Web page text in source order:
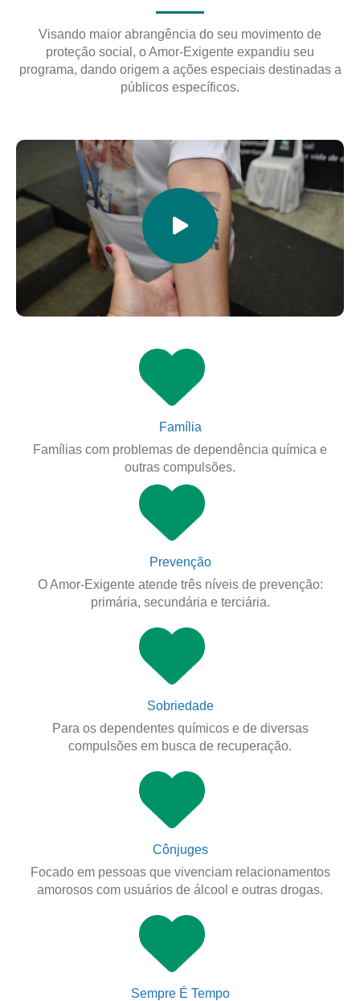
Visando maior abrangência do seu movimento de
proteção social, o Amor-Exigente expandiu seu
programa, dando origem a ações especiais destinadas a
públicos específicos.
Família
Famílias com problemas de dependência química e
outras compulsões.
Prevenção
O Amor-Exigente atende três níveis de prevenção:
primária, secundária e terciária.
Sobriedade
Para os dependentes químicos e de diversas
compulsões em busca de recuperação.
Cônjuges
Focado em pessoas que vivenciam relacionamentos
amorosos com usuários de álcool e outras drogas.
Sempre É Tempo